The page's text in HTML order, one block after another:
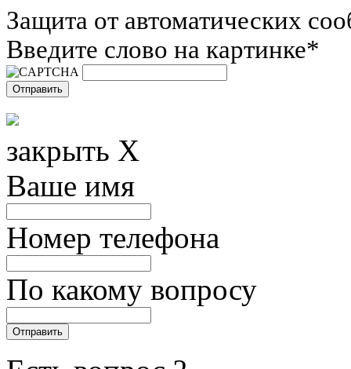
Защита от автоматических
Введите слово на картинке*
закрыть X
Ваше имя
Номер телефона
По какому вопросу